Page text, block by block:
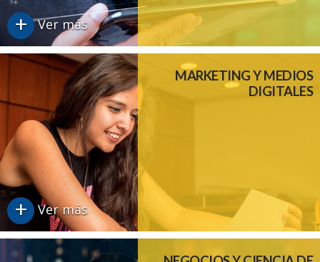
+ Ver más
MARKETING Y MEDIOS
DIGITALES
+ Ver más